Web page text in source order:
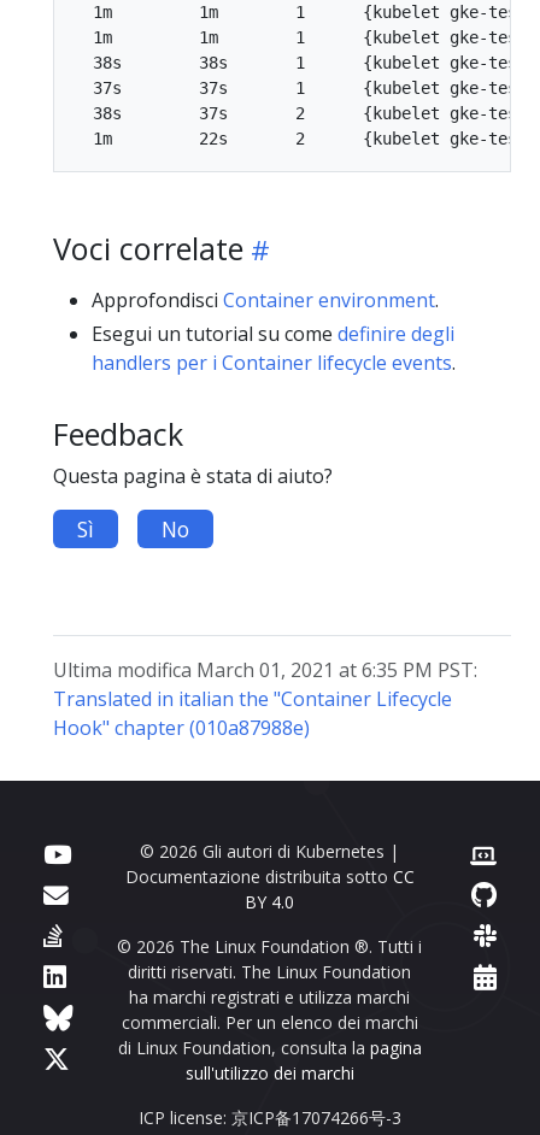
1m         1m        1      {kubelet gke-
1m         1m        1      {kubelet gke-
38s        38s       1      {kubelet gke-
37s        37s       1      {kubelet gke-
38s        37s       2      {kubelet gke-
Voci correlate
Approfondisci Container environment.
Esegui un tutorial su come definire degli
handlers per i Container lifecycle events.
Feedback
Questa pagina è stata di aiuto?
Sì No
Ultima modifica March 01, 2021 at 6:35 PM PST:
Translated in italian the "Container Lifecycle
Hook" chapter (010a87988e)
© 2026 Gli autori di Kubernetes |
Documentazione distribuita sotto CC
BY 4.0
© 2026 The Linux Foundation ®. Tutti i
diritti riservati. The Linux Foundation
ha marchi registrati e utilizza marchi
commerciali. Per un elenco dei marchi
di Linux Foundation, consulta la pagina
sull'utilizzo dei marchi
ICP license: 京ICP备17074266号-3